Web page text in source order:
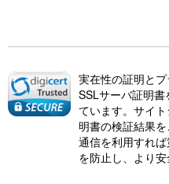
実在性の証明と
SSLサーバ証明
ています。サイ
明書の検証結果
通信を利用すれ
を防止し、より